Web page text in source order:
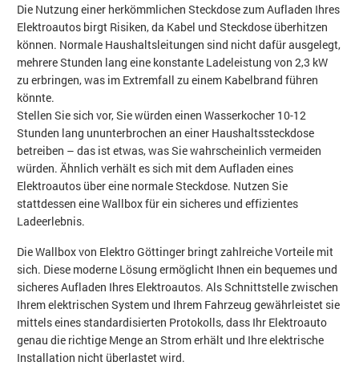
Die Nutzung einer herkömmlichen Steckdose zum Aufladen Ihres
Elektroautos birgt Risiken, da Kabel und Steckdose überhitzen
können. Normale Haushaltsleitungen sind nicht dafür ausgelegt,
mehrere Stunden lang eine konstante Ladeleistung von 2,3 kW
zu erbringen, was im Extremfall zu einem Kabelbrand führen
könnte.
Stellen Sie sich vor, Sie würden einen Wasserkocher 10-12
Stunden lang ununterbrochen an einer Haushaltssteckdose
betreiben – das ist etwas, was Sie wahrscheinlich vermeiden
würden. Ähnlich verhält es sich mit dem Aufladen eines
Elektroautos über eine normale Steckdose. Nutzen Sie
stattdessen eine Wallbox für ein sicheres und effizientes
Ladeerlebnis.
Die Wallbox von Elektro Göttinger bringt zahlreiche Vorteile mit
sich. Diese moderne Lösung ermöglicht Ihnen ein bequemes und
sicheres Aufladen Ihres Elektroautos. Als Schnittstelle zwischen
Ihrem elektrischen System und Ihrem Fahrzeug gewährleistet sie
mittels eines standardisierten Protokolls, dass Ihr Elektroauto
genau die richtige Menge an Strom erhält und Ihre elektrische
Installation nicht überlastet wird.​